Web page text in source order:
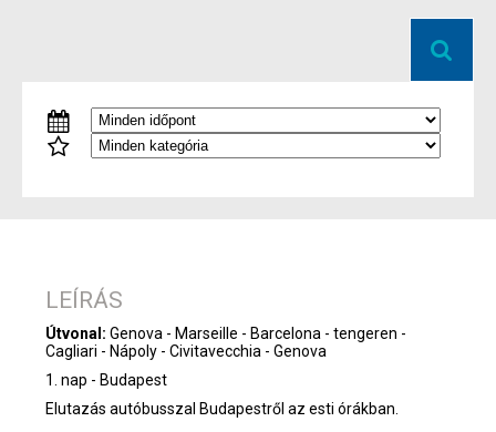
LEÍRÁS
Útvonal: Genova - Marseille - Barcelona - tengeren -
Cagliari - Nápoly - Civitavecchia - Genova
1. nap - Budapest
Elutazás autóbusszal Budapestről az esti órákban.